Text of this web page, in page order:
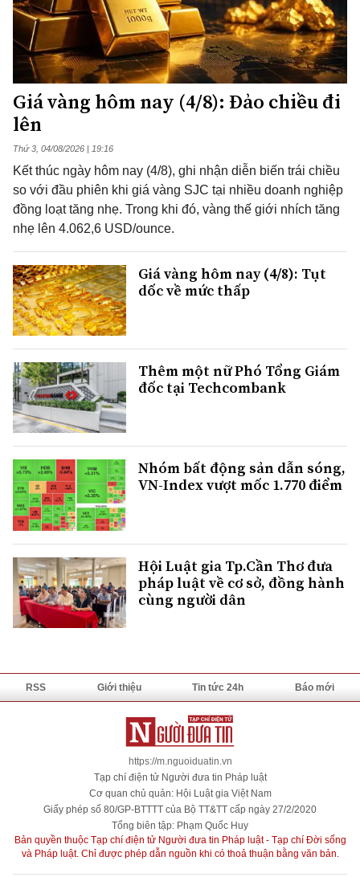
Giá vàng hôm nay (4/8): Đảo chiều đi
lên
Thứ 3, 04/08/2026 | 19:16
Kết thúc ngày hôm nay (4/8), ghi nhận diễn biến trái chiều
so với đầu phiên khi giá vàng SJC tại nhiều doanh nghiệp
đồng loạt tăng nhẹ. Trong khi đó, vàng thế giới nhích tăng
nhẹ lên 4.062,6 USD/ounce.
Giá vàng hôm nay (4/8): Tụt
dốc về mức thấp
Thêm một nữ Phó Tổng Giám
đốc tại Techcombank
Nhóm bất động sản dẫn sóng,
VN-Index vượt mốc 1.770 điểm
Hội Luật gia Tp.Cần Thơ đưa
pháp luật về cơ sở, đồng hành
cùng người dân
RSS Giới thiệu Tin tức 24h Báo mới
https://m.nguoiduatin.vn
Tạp chí điện tử Người đưa tin Pháp luật
Cơ quan chủ quản: Hội Luật gia Việt Nam
Giấy phép số 80/GP-BTTTT của Bộ TT&TT cấp ngày 27/2/2020
Tổng biên tập: Phạm Quốc Huy
Bản quyền thuộc Tạp chí điện tử Người đưa tin Pháp luật - Tạp chí Đời sống
và Pháp luật. Chỉ được phép dẫn nguồn khi có thoả thuận bằng văn bản.